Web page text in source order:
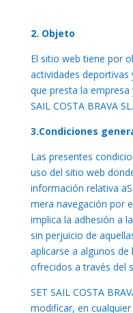
2. Objeto
El sitio web tiene por
actividades
que presta la
SAIL COSTA BRAVA SL.
3.Condiciones
Las presentes
uso del sitio web
información relativa
mera navegación por
implica la adhesión a
sin perjuicio de
aplicarse a algunos
ofrecidos a través del
SET SAIL COSTA
modificar, en